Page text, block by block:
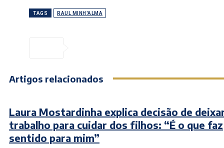
TAGS RAUL MINH'ALMA
Artigos relacionados
Laura Mostardinha explica decisão de
trabalho para cuidar dos filhos: “É o que faz
sentido para mim”